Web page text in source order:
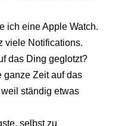
ich eine Apple Watch.
viele Notifications.
das Ding geglotzt?
ganze Zeit auf das
ständig etwas
selbst zu